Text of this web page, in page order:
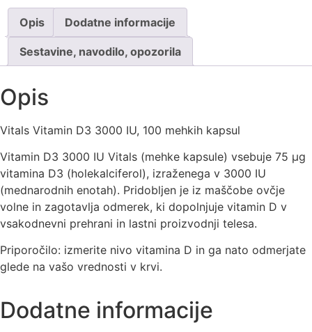
Opis Dodatne informacije
Sestavine, navodilo, opozorila
Opis
Vitals Vitamin D3 3000 IU, 100 mehkih kapsul
Vitamin D3 3000 IU Vitals (mehke kapsule) vsebuje 75 µg
vitamina D3 (holekalciferol), izraženega v 3000 IU
(mednarodnih enotah). Pridobljen je iz maščobe ovčje
volne in zagotavlja odmerek, ki dopolnjuje vitamin D v
vsakodnevni prehrani in lastni proizvodnji telesa.
Priporočilo: izmerite nivo vitamina D in ga nato odmerjate
glede na vašo vrednosti v krvi.
Dodatne informacije